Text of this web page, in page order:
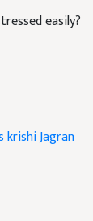
easily?
krishi Jagran